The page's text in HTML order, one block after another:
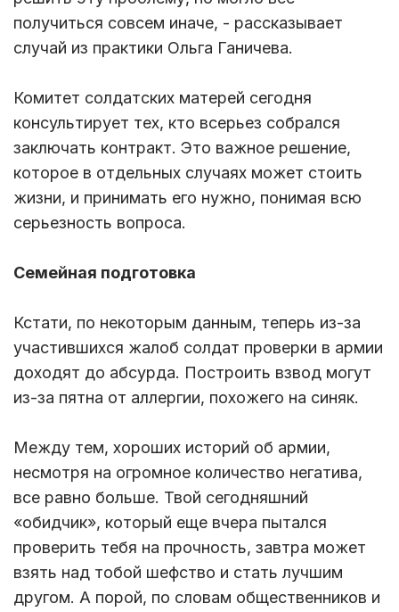
получиться совсем иначе, - рассказывает
случай из практики Ольга Ганичева.
Комитет солдатских матерей сегодня
консультирует тех, кто всерьез собрался
заключать контракт. Это важное решение,
которое в отдельных случаях может стоить
жизни, и принимать его нужно, понимая всю
серьезность вопроса.
Семейная подготовка
Кстати, по некоторым данным, теперь из-за
участившихся жалоб солдат проверки в армии
доходят до абсурда. Построить взвод могут
из-за пятна от аллергии, похожего на синяк.
Между тем, хороших историй об армии,
несмотря на огромное количество негатива,
все равно больше. Твой сегодняшний
«обидчик», который еще вчера пытался
проверить тебя на прочность, завтра может
взять над тобой шефство и стать лучшим
другом. А порой, по словам общественников и